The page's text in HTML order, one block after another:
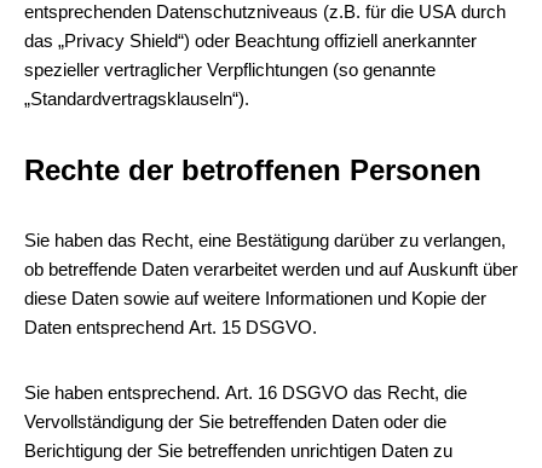
entsprechenden Datenschutzniveaus (z.B. für die USA durch
das „Privacy Shield“) oder Beachtung offiziell anerkannter
spezieller vertraglicher Verpflichtungen (so genannte
„Standardvertragsklauseln“).
Rechte der betroffenen Personen
Sie haben das Recht, eine Bestätigung darüber zu verlangen,
ob betreffende Daten verarbeitet werden und auf Auskunft über
diese Daten sowie auf weitere Informationen und Kopie der
Daten entsprechend Art. 15 DSGVO.
Sie haben entsprechend. Art. 16 DSGVO das Recht, die
Vervollständigung der Sie betreffenden Daten oder die
Berichtigung der Sie betreffenden unrichtigen Daten zu